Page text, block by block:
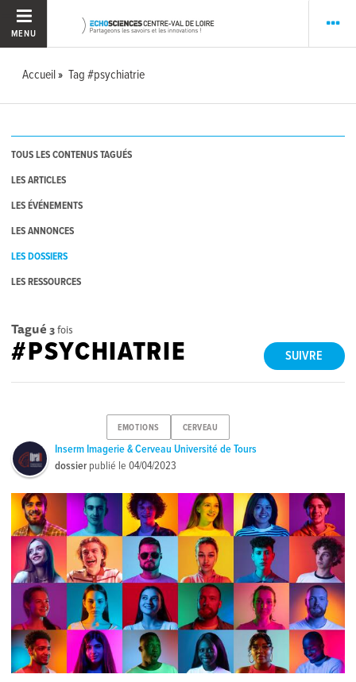
MENU
Accueil Tag #psychiatrie
TOUS LES CONTENUS TAGUÉS
LES ARTICLES
LES ÉVÉNEMENTS
LES ANNONCES
LES DOSSIERS
LES RESSOURCES
Tagué 3fois
SUIVRE
#PSYCHIATRIE
EMOTIONS CERVEAU
Inserm Imagerie & Cerveau Université de Tours
dossier publié le04/04/2023